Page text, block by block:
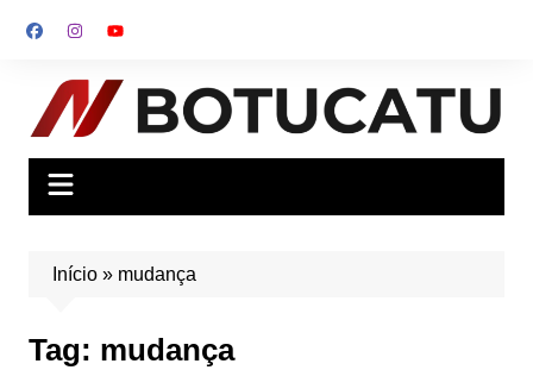
para
conteúdo
Início» mudança
Tag: mudança